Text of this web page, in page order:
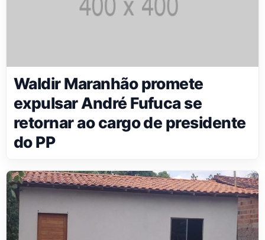
Waldir Maranhão promete
expulsar André Fufuca se
retornar ao cargo de presidente
do PP